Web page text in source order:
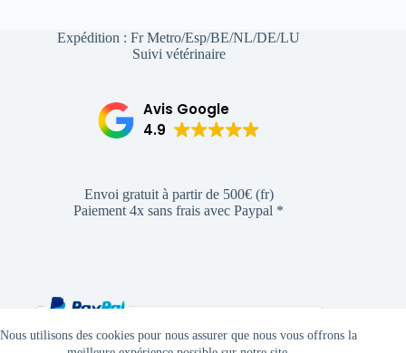
Nous utilisons des cookies pour nous assurer que nous vous offrons la
Expédition : Fr Metro/Esp/BE/NL/DE/LU
Suivi vétérinaire
Avis Google
4.9
Envoi gratuit à partir de 500€ (fr)
Paiement 4x sans frais avec Paypal *